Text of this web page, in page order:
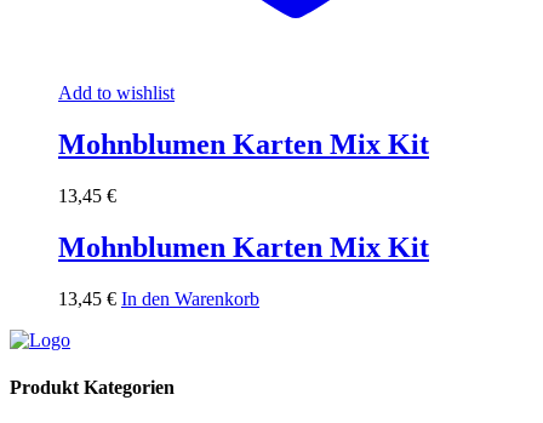
Add to wishlist
Mohnblumen Karten Mix Kit
13,45 €
Mohnblumen Karten Mix Kit
13,45 € In den Warenkorb
Produkt Kategorien